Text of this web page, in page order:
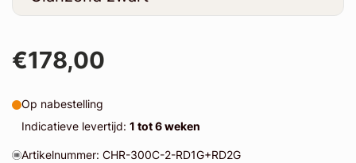
€178,00
Op nabestelling
Indicatieve levertijd: 1 tot 6 weken
Artikelnummer: CHR-300C-2-RD1G+RD2G